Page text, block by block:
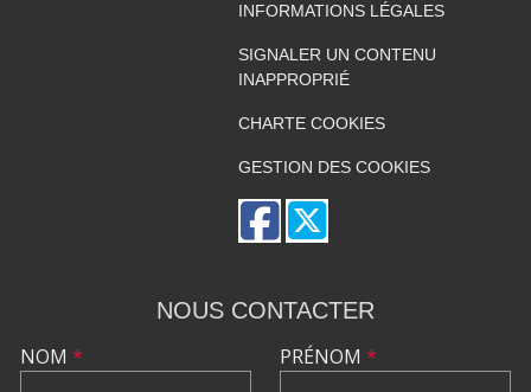
INFORMATIONS LÉGALES
SIGNALER UN CONTENU
INAPPROPRIÉ
CHARTE COOKIES
GESTION DES COOKIES
NOUS CONTACTER
NOM * PRÉNOM *